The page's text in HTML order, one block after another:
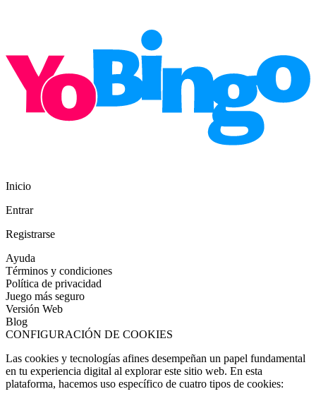
Inicio
Entrar
Registrarse
Ayuda
Términos y condiciones
Política de privacidad
Juego más seguro
Versión Web
Blog
CONFIGURACIÓN DE COOKIES
Las cookies y tecnologías afines desempeñan un papel fundamental
en tu experiencia digital al explorar este sitio web. En esta
plataforma, hacemos uso específico de cuatro tipos de cookies: